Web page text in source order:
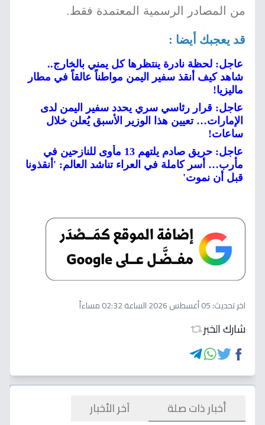
من المصادر الرسمية المعتمدة فقط.
قد يعجبك أيضا :
عاجل: لحظة نادرة ينتظرها كل يمني بالخارج..
شاهد كيف أنقذ سفير اليمن مواطناً عالقاً في مطار
ماليزيا!
عاجل: قرار رئاسي سري يحدد سفير اليمن لدى
الإمارات… تعيين هذا الوزير الأسبق يُعلن خلال
ساعات!
عاجل: حريق صادم يلتهم 13 مأوى للنازحين في
مأرب… أسر كاملة في العراء تناشد العالم: 'أنقذونا
قبل أن نموت'
اخر تحديث:05 أغسطس 2026 الساعة 02:32 مساءاً
شارك الخبر
أخبار ذات صلة آخر الأخبار